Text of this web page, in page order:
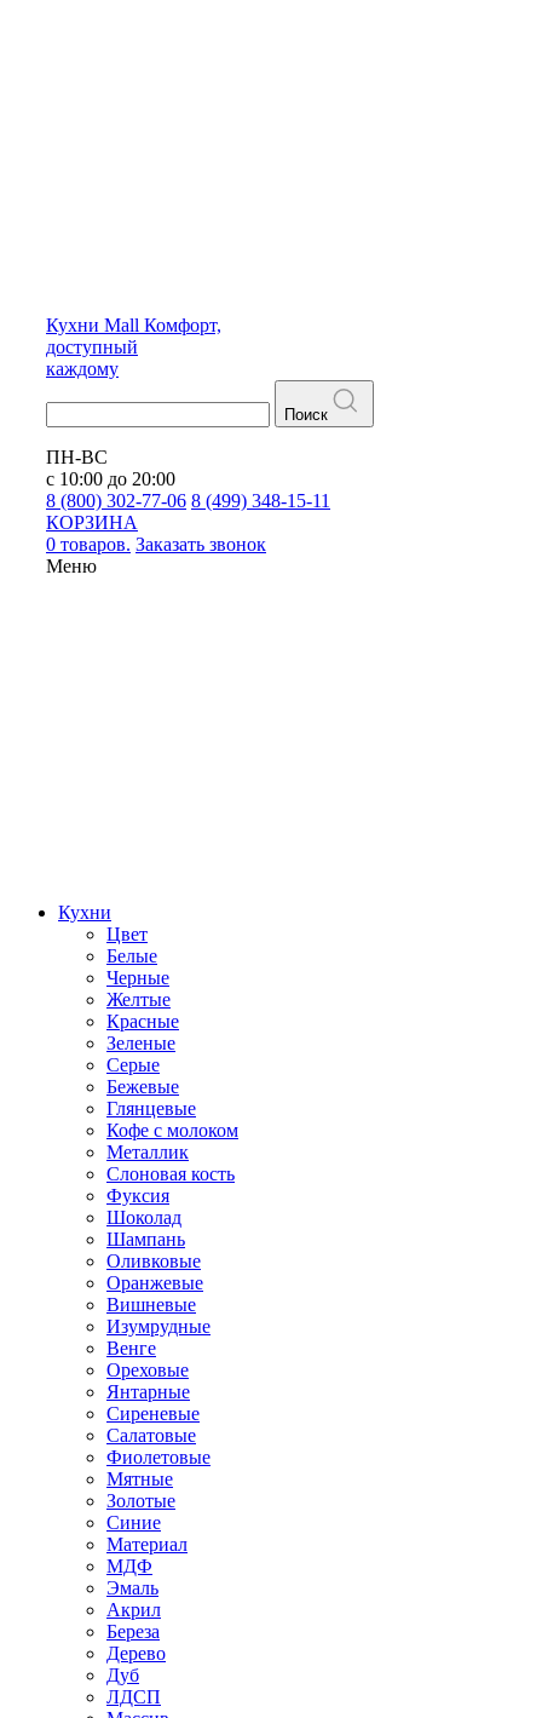
Кухни Mall Комфорт,
доступный
каждому
Поиск
ПН-ВС
с 10:00 до 20:00
8 (800) 302-77-06 8 (499) 348-15-11
КОРЗИНА
0 товаров. Заказать звонок
Меню
Кухни
Цвет
Белые
Черные
Желтые
Красные
Зеленые
Серые
Бежевые
Глянцевые
Кофе с молоком
Металлик
Слоновая кость
Фуксия
Шоколад
Шампань
Оливковые
Оранжевые
Вишневые
Изумрудные
Венге
Ореховые
Янтарные
Сиреневые
Салатовые
Фиолетовые
Мятные
Золотые
Синие
Материал
МДФ
Эмаль
Акрил
Береза
Дерево
Дуб
ЛДСП